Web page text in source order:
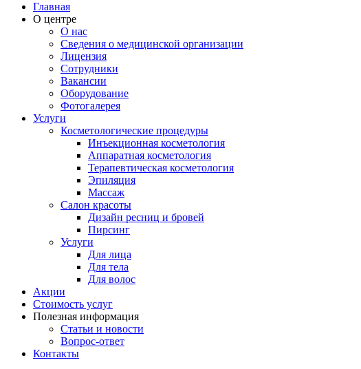
Главная
О центре
О нас
Сведения о медицинской организации
Лицензия
Сотрудники
Вакансии
Оборудование
Фотогалерея
Услуги
Косметологические процедуры
Инъекционная косметология
Аппаратная косметология
Терапевтическая косметология
Эпиляция
Массаж
Салон красоты
Дизайн ресниц и бровей
Пирсинг
Услуги
Для лица
Для тела
Для волос
Акции
Стоимость услуг
Полезная информация
Статьи и новости
Вопрос-ответ
Контакты